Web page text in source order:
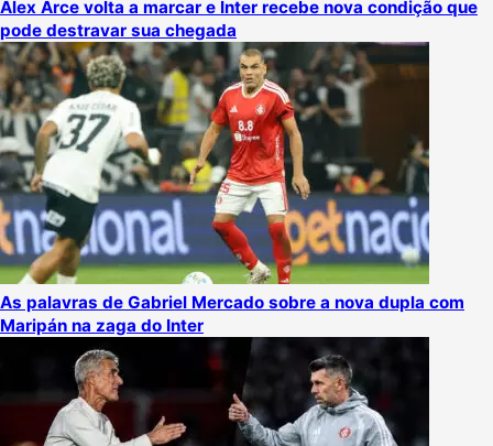
Álex Arce volta a marcar e Inter recebe nova condição que
pode destravar sua chegada
As palavras de Gabriel Mercado sobre a nova dupla com
Maripán na zaga do Inter